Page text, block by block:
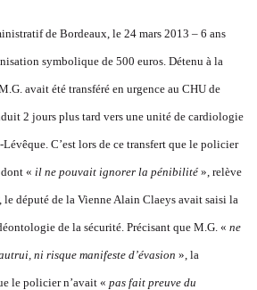
de Bordeaux, le 24 mars 2013 – 6 ans
symbolique de 500 euros. Détenu à la
avait été transféré en urgence au CHU de
2 jours plus tard vers une unité de cardiologie
C’est lors de ce transfert que le policier
« il ne pouvait ignorer la pénibilité », relève
le député de la Vienne Alain Claeys avait saisi la
de la sécurité. Précisant que M.G. « ne
ni risque manifeste d’évasion », la
le policier n’avait « pas fait preuve du